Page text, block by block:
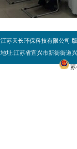
江苏天长环保科技有限公司
地址:江苏省宜兴市新街街道
苏